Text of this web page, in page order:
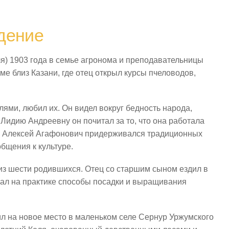
1903 года в семье агронома и преподавательницы
близ Казани, где отец открыл курсы пчеловодов,
любил их. Он видел вокруг бедность народа,
Андреевну он почитал за то, что она работала
Алексей Агафонович придерживался традиционных
к культуре.
шести родившихся. Отец со старшим сыном ездил в
на практике способы посадки и выращивания
на новое место в маленьком селе Сернур Уржумского